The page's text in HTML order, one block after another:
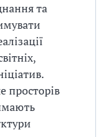
та
просторів